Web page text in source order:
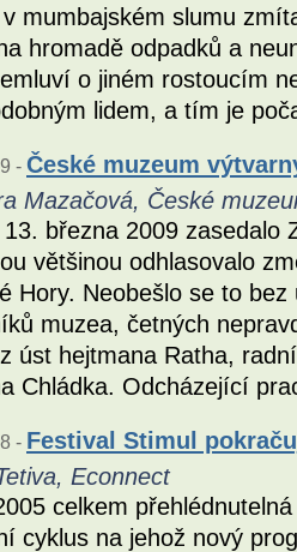
mumbajském slumu
hromadě odpadků a
o jiném rostoucím
lidem, a tím je
- České muzeum
Mazačová, České
března 2009 zasedalo
většinou odhlasovalo
Hory. Neobešlo se to
muzea, četných
úst hejtmana Ratha,
Chládka. Odcházející
- Festival Stimul
Econnect
celkem
cyklus na jehož nový